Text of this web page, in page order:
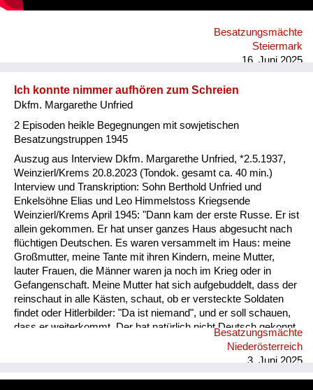
Besatzungsmächte
Steiermark
16. Juni 2025
Ich konnte nimmer aufhören zum Schreien
Dkfm. Margarethe Unfried
2 Episoden heikle Begegnungen mit sowjetischen
Besatzungstruppen 1945
Auszug aus Interview Dkfm. Margarethe Unfried, *2.5.1937,
Weinzierl/Krems 20.8.2023 (Tondok. gesamt ca. 40 min.)
Interview und Transkription: Sohn Berthold Unfried und
Enkelsöhne Elias und Leo Himmelstoss Kriegsende
Weinzierl/Krems April 1945: "Dann kam der erste Russe. Er ist
allein gekommen. Er hat unser ganzes Haus abgesucht nach
flüchtigen Deutschen. Es waren versammelt im Haus: meine
Großmutter, meine Tante mit ihren Kindern, meine Mutter,
lauter Frauen, die Männer waren ja noch im Krieg oder in
Gefangenschaft. Meine Mutter hat sich aufgebuddelt, dass der
reinschaut in alle Kästen, schaut, ob er versteckte Soldaten
findet oder Hitlerbilder: "Da ist niemand", und er soll schauen,
dass er weiterkommt. Der hat natürlich nicht Deutsch gekonnt,
aber an der Gestik und am Wortschwall – auf einmal ist es ihm
zu blöd geworden und er hat seine Pistole gezogen gegen
annahmen, er erschießt jetzt meine Mutter. Weiß nicht, ob e...
Besatzungsmächte
Niederösterreich
3. Juni 2025